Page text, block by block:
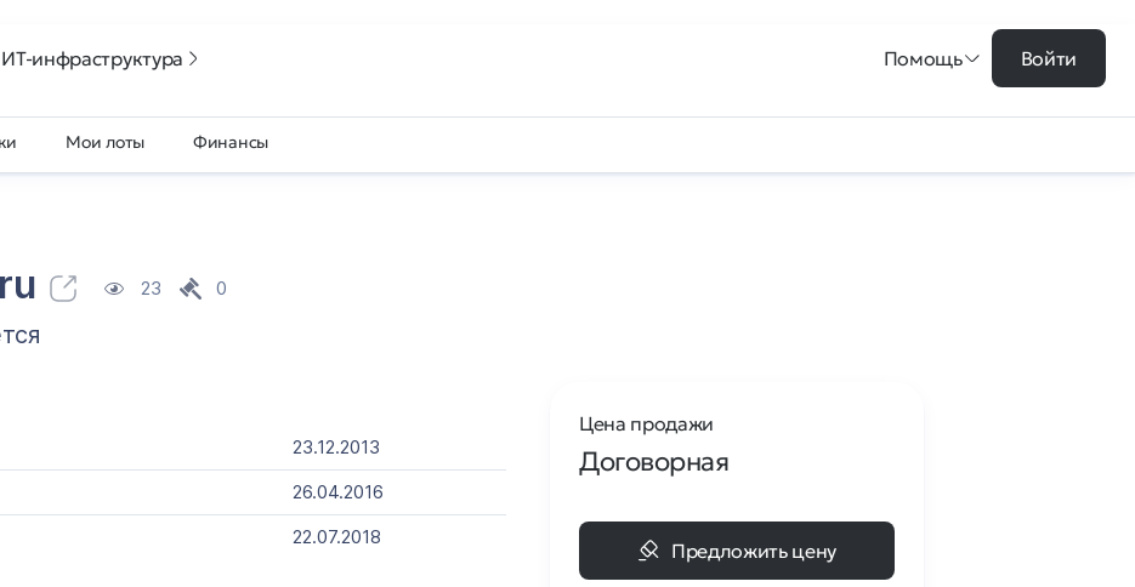
инфраструктура Помощь Войти
Мои лоты Финансы
23 0
23.12.2013
26.04.2016
22.07.2018
Цена продажи
Договорная
Предложить цену